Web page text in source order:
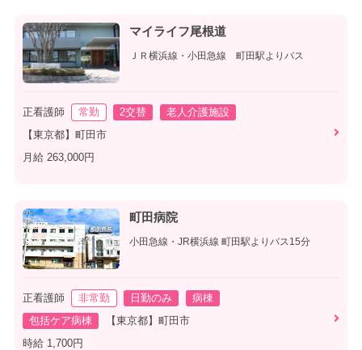
マイライフ尾根道
ＪＲ横浜線・小田急線 町田駅よりバス
正看護師 常勤 2交替
老人介護施設
【東京都】町田市
月給 263,000円
町田病院
小田急線・JR横浜線 町田駅よりバス15分
正看護師 非常勤 日勤のみ
病棟
包括ケア病棟
【東京都】町田市
時給 1,700円